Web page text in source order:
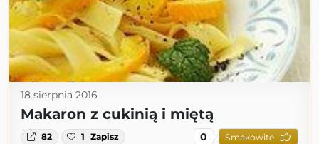
18 sierpnia 2016
Makaron z cukinią i miętą
82 1 Zapisz 0 Smakowite